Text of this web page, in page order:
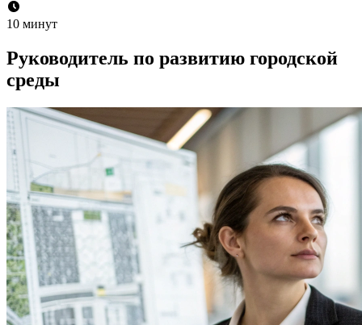
10 минут
Руководитель по развитию городской
среды